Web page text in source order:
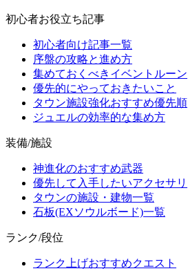
初心者お役立ち記事
初心者向け記事一覧
序盤の攻略と進め方
集めておくべきイベントルーン
優先的にやっておきたいこと
タウン施設強化おすすめ優先順
ジュエルの効率的な集め方
装備/施設
神進化のおすすめ武器
優先して入手したいアクセサリ
タウンの施設・建物一覧
石板(EXソウルボード)一覧
ランク/段位
ランク上げおすすめクエスト